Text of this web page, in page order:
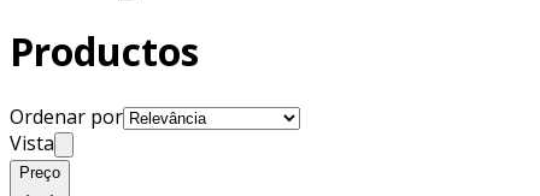
Productos
Ordenar por
Vista
Preço